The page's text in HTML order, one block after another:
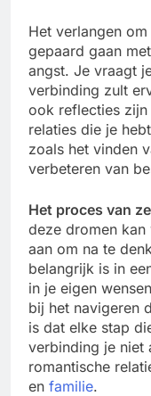
Het verlangen
gepaard gaan
angst. Je vraagt
verbinding zult
ook reflecties
relaties die je
zoals het vinden
verbeteren van
Het proces van
deze dromen
aan om na te
belangrijk is in
in je eigen
bij het navigeren
is dat elke stap
verbinding je niet
romantische
en familie.